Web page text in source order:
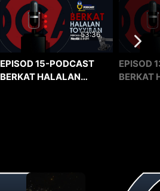
53:36
EPISOD 15-PODCAST
BERKAT HALALAN
EPISOD
BERKAT